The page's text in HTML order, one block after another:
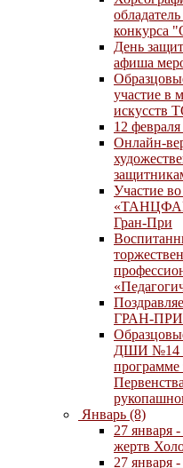
конкурса
День
афиша
участие в
искусств
12
Онлайн-
Участие
Гран-При
ГРАН-
ДШИ №14
программе
Январь (8)
27 января
жертв
27 января